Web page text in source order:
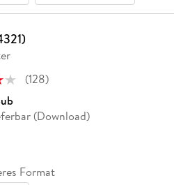
(128)
(Download)
Format